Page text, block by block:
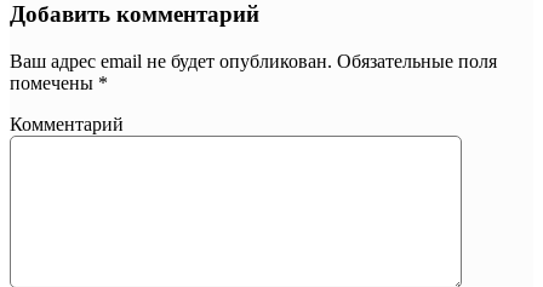
Добавить комментарий
Ваш адрес email не будет опубликован. Обязательные поля
помечены *
Комментарий